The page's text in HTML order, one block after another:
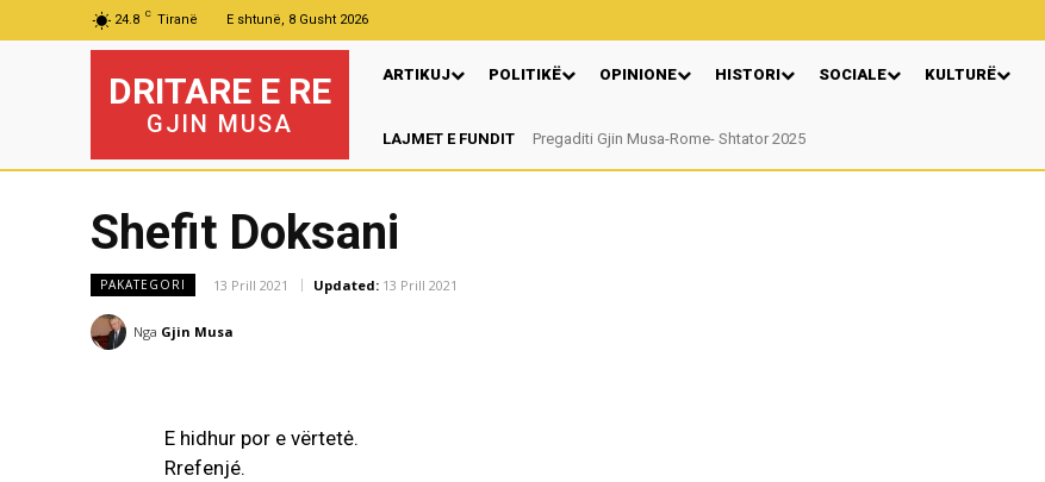
24.8 C Tiranë E shtunë, 8 Gusht 2026
DRITARE E RE
GJIN MUSA
ARTIKUJ POLITIKË OPINIONE HISTORI SOCIALE KULTURË
LAJMET E FUNDIT Pregaditi Gjin Musa-Rome- Shtator 2025
Nga: Ndue Dedaj
Shefit Doksani
PAKATEGORI 13 Prill 2021 Updated: 13 Prill 2021
Nga Gjin Musa
E hidhur por e vërtetė.
Rrefenjé.